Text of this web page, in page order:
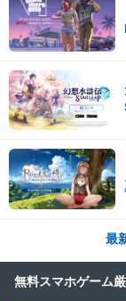
最
無料スマホゲーム